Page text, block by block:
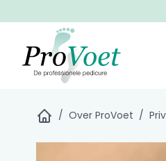
/ Over ProVoet /